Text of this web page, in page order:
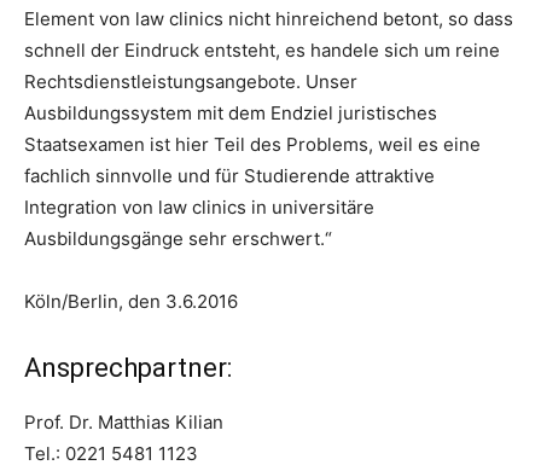
Element von law clinics nicht hinreichend betont, so dass
schnell der Eindruck entsteht, es handele sich um reine
Rechtsdienstleistungsangebote. Unser
Ausbildungssystem mit dem Endziel juristisches
Staatsexamen ist hier Teil des Problems, weil es eine
fachlich sinnvolle und für Studierende attraktive
Integration von law clinics in universitäre
Ausbildungsgänge sehr erschwert.“
Köln/Berlin, den 3.6.2016
Ansprechpartner:
Prof. Dr. Matthias Kilian
Tel.: 0221 5481 1123